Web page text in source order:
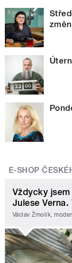
E-SHOP
Vždycky
Julese
Václav Žmolík,